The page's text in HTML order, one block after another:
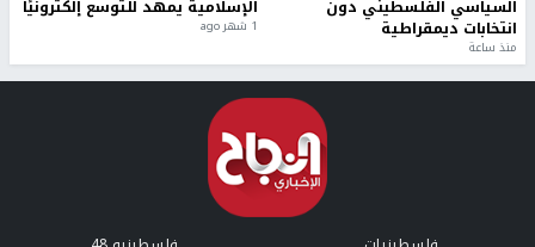
السياسي الفلسطيني دون
انتخابات ديمقراطية
منذ ساعة
الإسلامية يمهد للتوسع إلكترونيًا
1 شهر ago